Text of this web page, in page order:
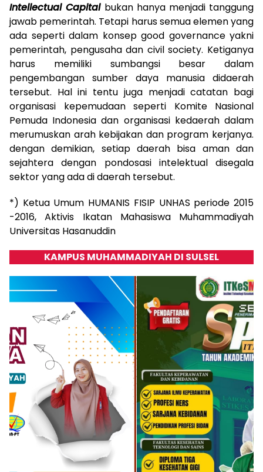
Intellectual Capital bukan hanya menjadi tanggung
jawab pemerintah. Tetapi harus semua elemen yang
ada seperti dalam konsep good governance yakni
pemerintah, pengusaha dan civil society. Ketiganya
harus memiliki sumbangsi besar dalam
pengembangan sumber daya manusia didaerah
tersebut. Hal ini tentu juga menjadi catatan bagi
organisasi kepemudaan seperti Komite Nasional
Pemuda Indonesia dan organisasi kedaerah dalam
merumuskan arah kebijakan dan program kerjanya.
dengan demikian, setiap daerah bisa aman dan
sejahtera dengan pondosasi intelektual disegala
sektor yang ada di daerah tersebut.
*) Ketua Umum HUMANIS FISIP UNHAS periode 2015
-2016, Aktivis Ikatan Mahasiswa Muhammadiyah
Universitas Hasanuddin
KAMPUS MUHAMMADIYAH DI SULSEL